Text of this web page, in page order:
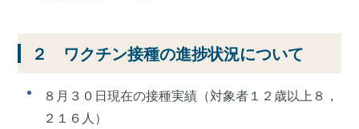
２ ワクチン接種の進捗状況について
８月３０日現在の接種実績（対象者１２歳以上８，
２１６人）